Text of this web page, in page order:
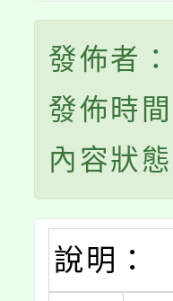
發佈者
發佈時
內容狀
說明：